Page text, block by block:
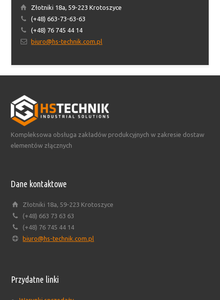
Złotniki 18a, 59-223 Krotoszyce
(+48) 663-73-63-63
(+48) 76 745 44 14
biuro@hs-technik.com.pl
Kompleksowa obsługa zakładów produkcyjnych w zakresie dostaw
elementów złącznych
Dane kontaktowe
Złotniki 18a, 59-223 Krotoszyce
(+48) 663 73 63 63
(+48) 76 745 44 14
biuro@hs-technik.com.pl
Przydatne linki